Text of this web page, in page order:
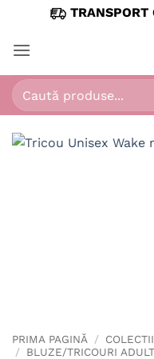
content
TRANSPORT
Caută
după:
PRIMA PAGINĂ / COLECTII
/ BLUZE/TRICOURI